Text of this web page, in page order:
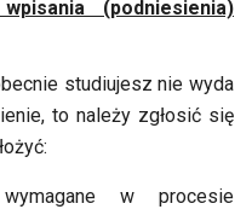
(podniesienia)
studiujesz nie wyda
to należy zgłosić się
w procesie